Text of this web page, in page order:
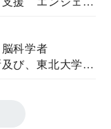
科学者
び、東北大学大